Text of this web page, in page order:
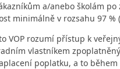
a/anebo školám
minimálně v rozsahu 97 %
VOP rozumí přístup k
vlastníkem
poplatku, a to